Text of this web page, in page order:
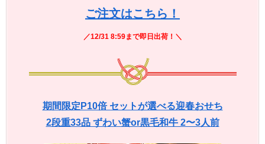
ご注文はこちら！
／12/31 8:59まで即日出荷！＼
期間限定P10倍 セットが選べる迎春おせち
2段重33品 ずわい蟹or黒毛和牛 2〜3人前